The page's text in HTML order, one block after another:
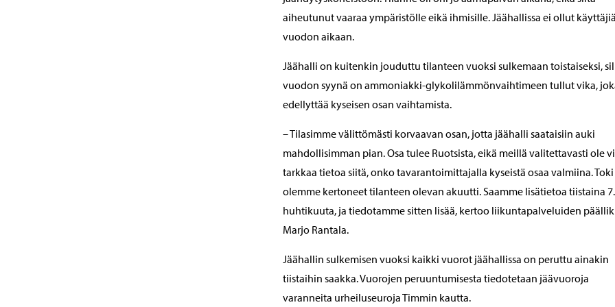
aiheutunut vaaraa ympäristölle eikä ihmisille. Jäähallissa ei ollut käyttäjiä
vuodon aikaan.
Jäähalli on kuitenkin jouduttu tilanteen vuoksi sulkemaan toistaiseksi,
vuodon syynä on ammoniakki-glykolilämmönvaihtimeen tullut vika,
edellyttää kyseisen osan vaihtamista.
– Tilasimme välittömästi korvaavan osan, jotta jäähalli saataisiin auki
mahdollisimman pian. Osa tulee Ruotsista, eikä meillä valitettavasti ole
tarkkaa tietoa siitä, onko tavarantoimittajalla kyseistä osaa valmiina. Toki
olemme kertoneet tilanteen olevan akuutti. Saamme lisätietoa tiistaina 7.
huhtikuuta, ja tiedotamme sitten lisää, kertoo liikuntapalveluiden
Marjo Rantala.
Jäähallin sulkemisen vuoksi kaikki vuorot jäähallissa on peruttu ainakin
tiistaihin saakka. Vuorojen peruuntumisesta tiedotetaan jäävuoroja
varanneita urheiluseuroja Timmin kautta.